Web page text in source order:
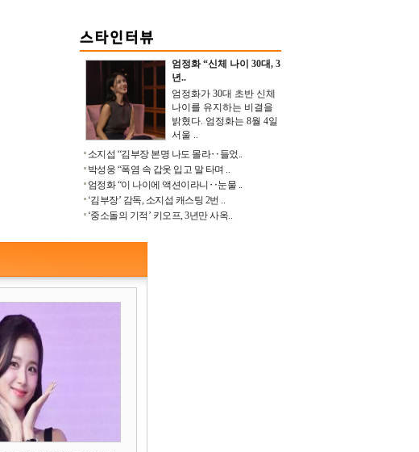
엄정화 “신체 나이 30대, 3
년..
엄정화가 30대 초반 신체
나이를 유지하는 비결을
밝혔다. 엄정화는 8월 4일
서울 ..
소지섭 “김부장 본명 나도 몰라‥들었..
박성웅 “폭염 속 갑옷 입고 말 타며 ..
엄정화 “이 나이에 액션이라니‥눈물 ..
‘김부장’ 감독, 소지섭 캐스팅 2번 ..
‘중소돌의 기적’ 키오프, 3년만 사옥..